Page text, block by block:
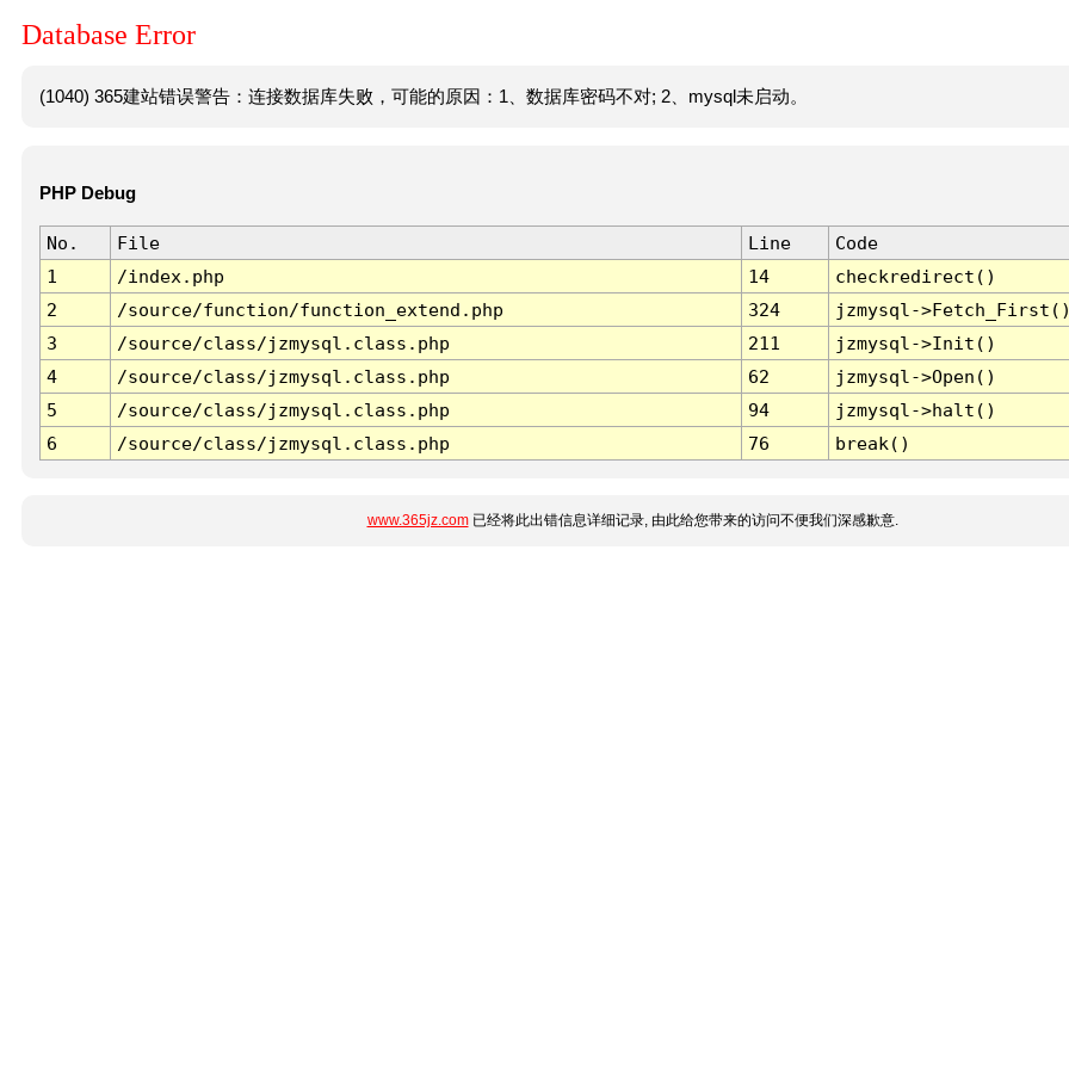
Database Error
(1040) 365建站错误警告：连接数据库失败，可能的原因：1、数据库密码不对; 2、mysql未启动。
PHP Debug
No. File Line
Code
1
/index.php 14
checkredirect()
2
/source/function/function_extend.php 324
jzmysql-
3
/source/class/jzmysql.class.php 211
jzmysql->Init()
4
/source/class/jzmysql.class.php 62
jzmysql->Open()
5
/source/class/jzmysql.class.php 94
jzmysql->halt()
6
/source/class/jzmysql.class.php 76 break()
www.365jz.com已经将此出错信息详细记录, 由此给您带来的访问不便我们深感歉意.